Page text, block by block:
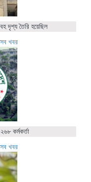
দৃশ্য তৈরি হয়েছিল
সব খবর
কর্মকর্তা
সব খবর